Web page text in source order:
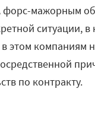
мажорным
ситуации,
этом компаниям
по контракту.